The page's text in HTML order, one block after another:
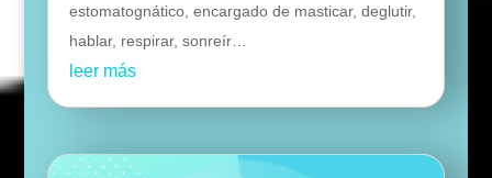
estomatognático, encargado de masticar, deglutir,
hablar, respirar, sonreír…
leer más